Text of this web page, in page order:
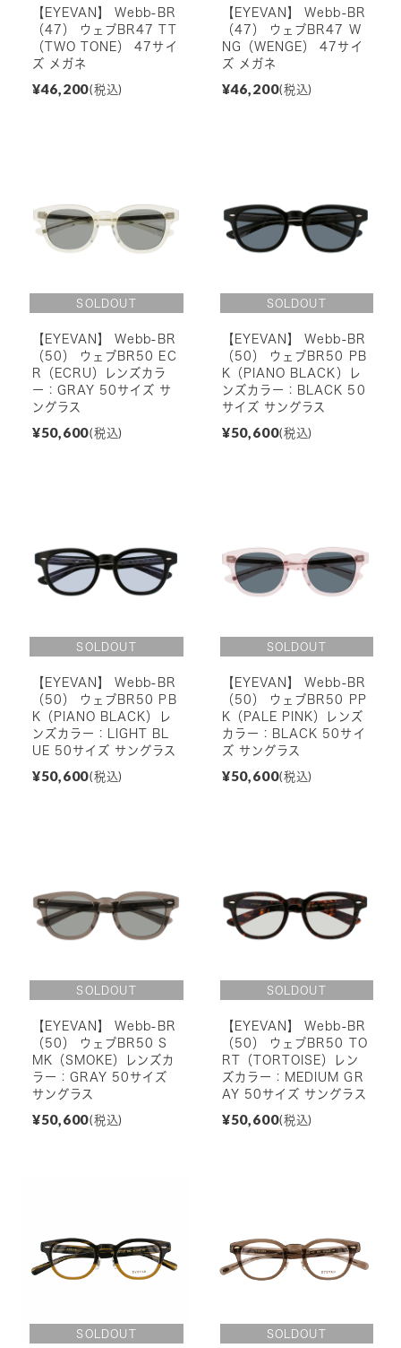
【EYEVAN】 Webb-BR
（47） ウェブBR47 TT
（TWO TONE） 47サイ
ズ メガネ
¥46,200(税込)
【EYEVAN】 Webb-BR
（47） ウェブBR47 W
NG（WENGE） 47サイ
ズ メガネ
¥46,200(税込)
【EYEVAN】 Webb-BR
（50） ウェブBR50 EC
R（ECRU）レンズカラ
ー：GRAY 50サイズ サ
ングラス
¥50,600(税込)
【EYEVAN】 Webb-BR
（50） ウェブBR50 PB
K（PIANO BLACK）レ
ンズカラー：BLACK 50
サイズ サングラス
¥50,600(税込)
【EYEVAN】 Webb-BR
（50） ウェブBR50 PB
K（PIANO BLACK）レ
ンズカラー：LIGHT BL
UE 50サイズ サングラス
¥50,600(税込)
【EYEVAN】 Webb-BR
（50） ウェブBR50 PP
K（PALE PINK）レンズ
カラー：BLACK 50サイ
ズ サングラス
¥50,600(税込)
【EYEVAN】 Webb-BR
（50） ウェブBR50 S
MK（SMOKE）レンズカ
ラー：GRAY 50サイズ
サングラス
¥50,600(税込)
【EYEVAN】 Webb-BR
（50） ウェブBR50 TO
RT（TORTOISE）レン
ズカラー：MEDIUM GR
AY 50サイズ サングラス
¥50,600(税込)